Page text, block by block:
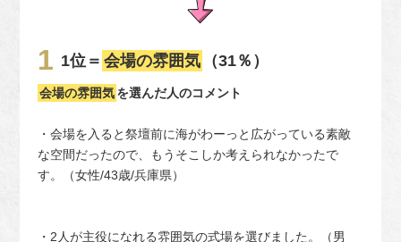
1位＝ 会場の雰囲気 （31％）
会場の雰囲気を選んだ人のコメント
・会場を入ると祭壇前に海がわーっと広がっている素敵
な空間だったので、もうそこしか考えられなかったで
す。（女性/43歳/兵庫県）
・2人が主役になれる雰囲気の式場を選びました。（男